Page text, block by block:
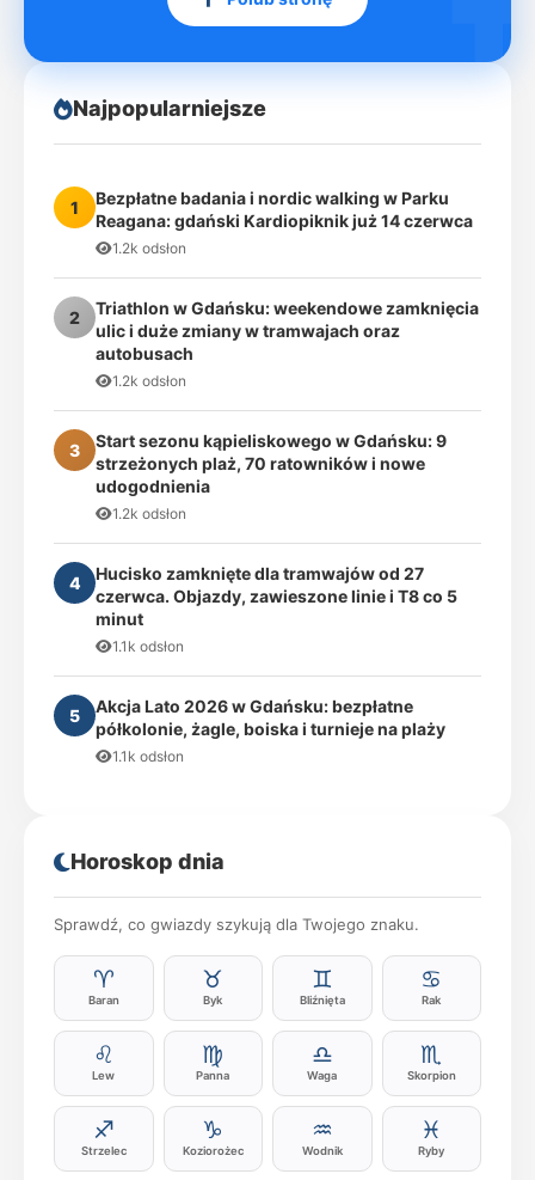
Najpopularniejsze
1
Bezpłatne badania i nordic walking w Parku
Reagana: gdański Kardiopiknik już 14 czerwca
1.2k odsłon
2
Triathlon w Gdańsku: weekendowe zamknięcia
ulic i duże zmiany w tramwajach oraz
autobusach
1.2k odsłon
3
Start sezonu kąpieliskowego w Gdańsku: 9
strzeżonych plaż, 70 ratowników i nowe
udogodnienia
1.2k odsłon
4
Hucisko zamknięte dla tramwajów od 27
czerwca. Objazdy, zawieszone linie i T8 co 5
minut
1.1k odsłon
5
Akcja Lato 2026 w Gdańsku: bezpłatne
półkolonie, żagle, boiska i turnieje na plaży
1.1k odsłon
Horoskop dnia
Sprawdź, co gwiazdy szykują dla Twojego znaku.
♈
Baran
♉
Byk
♊
Bliźnięta
♋
Rak
♌
Lew
♍
Panna
♎
Waga
♏
Skorpion
♐
Strzelec
♑
Koziorożec
♒
Wodnik
♓
Ryby